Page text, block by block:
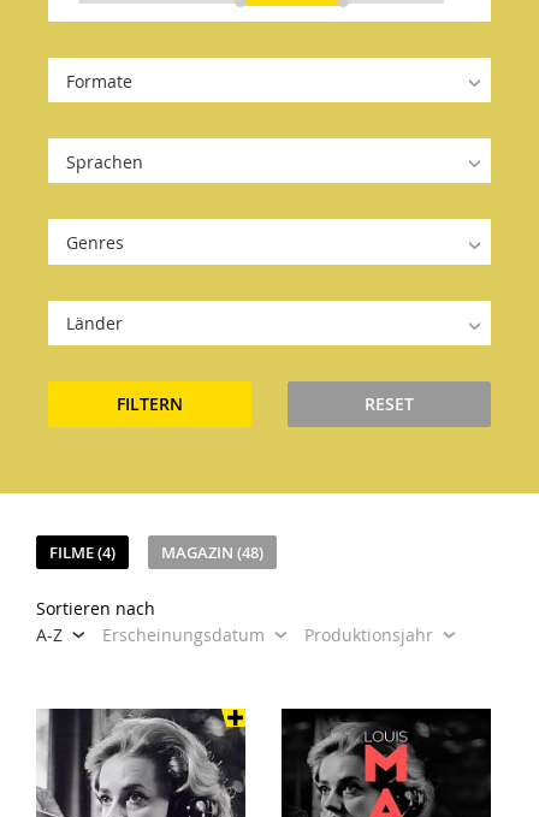
Formate
Sprachen
Genres
Länder
FILTERN RESET
FILME (4) MAGAZIN (48)
Sortieren nach
A-Z
Erscheinungsdatum Produktionsjahr